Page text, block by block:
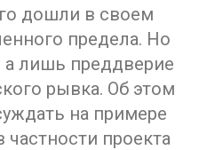
дошли в своем
предела. Но
а лишь преддверие
рывка. Об этом
на примере
проекта